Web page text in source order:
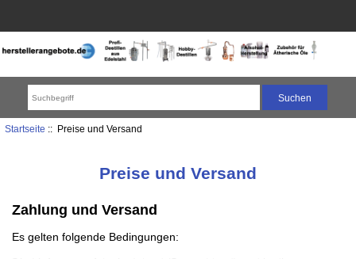
Startseite :: Preise und Versand
Preise und Versand
Zahlung und Versand
Es gelten folgende Bedingungen: